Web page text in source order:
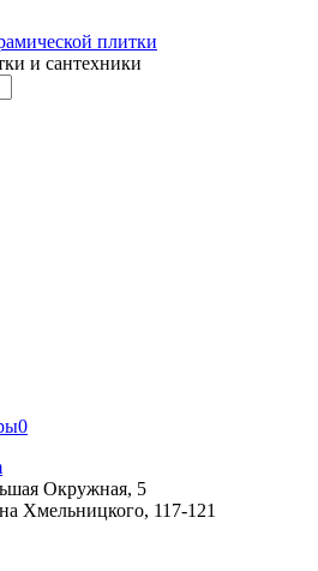
и сантехники
0
Окружная, 5
Хмельницкого, 117-121